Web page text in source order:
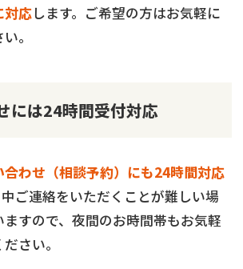
対応します。ご希望の方はお気軽に
。
には24時間受付対応
わせ（相談予約）にも24時間対応
ご連絡をいただくことが難しい場
すので、夜間のお時間帯もお気軽
さい。